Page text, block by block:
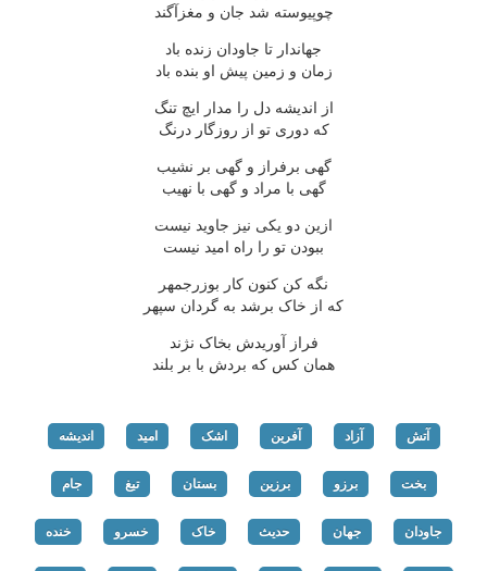
چوپیوسته شد جان و مغزآگند
جهاندار تا جاودان زنده باد
زمان و زمین پیش او بنده باد
از اندیشه دل را مدار ایچ تنگ
که دوری تو از روزگار درنگ
گهی برفراز و گهی بر نشیب
گهی با مراد و گهی با نهیب
ازین دو یکی نیز جاوید نیست
ببودن تو را راه امید نیست
نگه کن کنون کار بوزرجمهر
که از خاک برشد به گردان سپهر
فراز آوریدش بخاک نژند
همان کس که بردش با بر بلند
آتش آزاد آفرین اشک امید اندیشه
بخت برزو برزین بستان تیغ جام
جاودان جهان حدیث خاک خسرو خنده